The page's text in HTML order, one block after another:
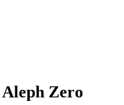
Aleph Zero